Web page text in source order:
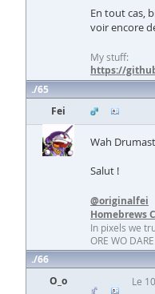
En tout cas,
voir encore
My stuff:
https://
65
Fei
Wah
Salut !
@originalfei
Homebrews
In pixels we
ORE WO
66
O_o
Le